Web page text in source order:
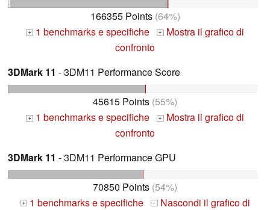
166355 Points(64%)
+ 1 benchmarks e specifiche + Mostra il grafico di
confronto
3DMark 11 - 3DM11 Performance Score
45615 Points (55%)
+ 1 benchmarks e specifiche + Mostra il grafico di
confronto
3DMark 11 - 3DM11 Performance GPU
70850 Points (54%)
+ 1 benchmarks e specifiche - Nascondi il grafico di